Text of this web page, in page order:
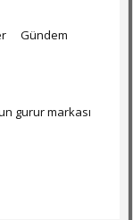
Gündem
gurur markası